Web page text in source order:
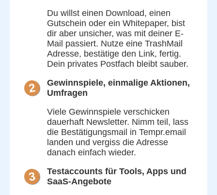
Du willst einen Download, einen
Gutschein oder ein Whitepaper, bist
dir aber unsicher, was mit deiner E-
Mail passiert. Nutze eine TrashMail
Adresse, bestätige den Link, fertig.
Dein privates Postfach bleibt sauber.
2
Gewinnspiele, einmalige Aktionen,
Umfragen
Viele Gewinnspiele verschicken
dauerhaft Newsletter. Nimm teil, lass
die Bestätigungsmail in Tempr.email
landen und vergiss die Adresse
danach einfach wieder.
3
Testaccounts für Tools, Apps und
SaaS-Angebote